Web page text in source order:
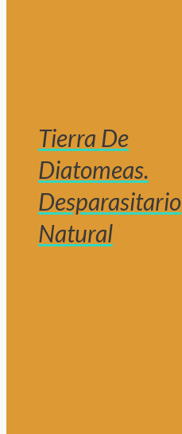
Tierra De
Diatomeas.
Desparasitario
Natural